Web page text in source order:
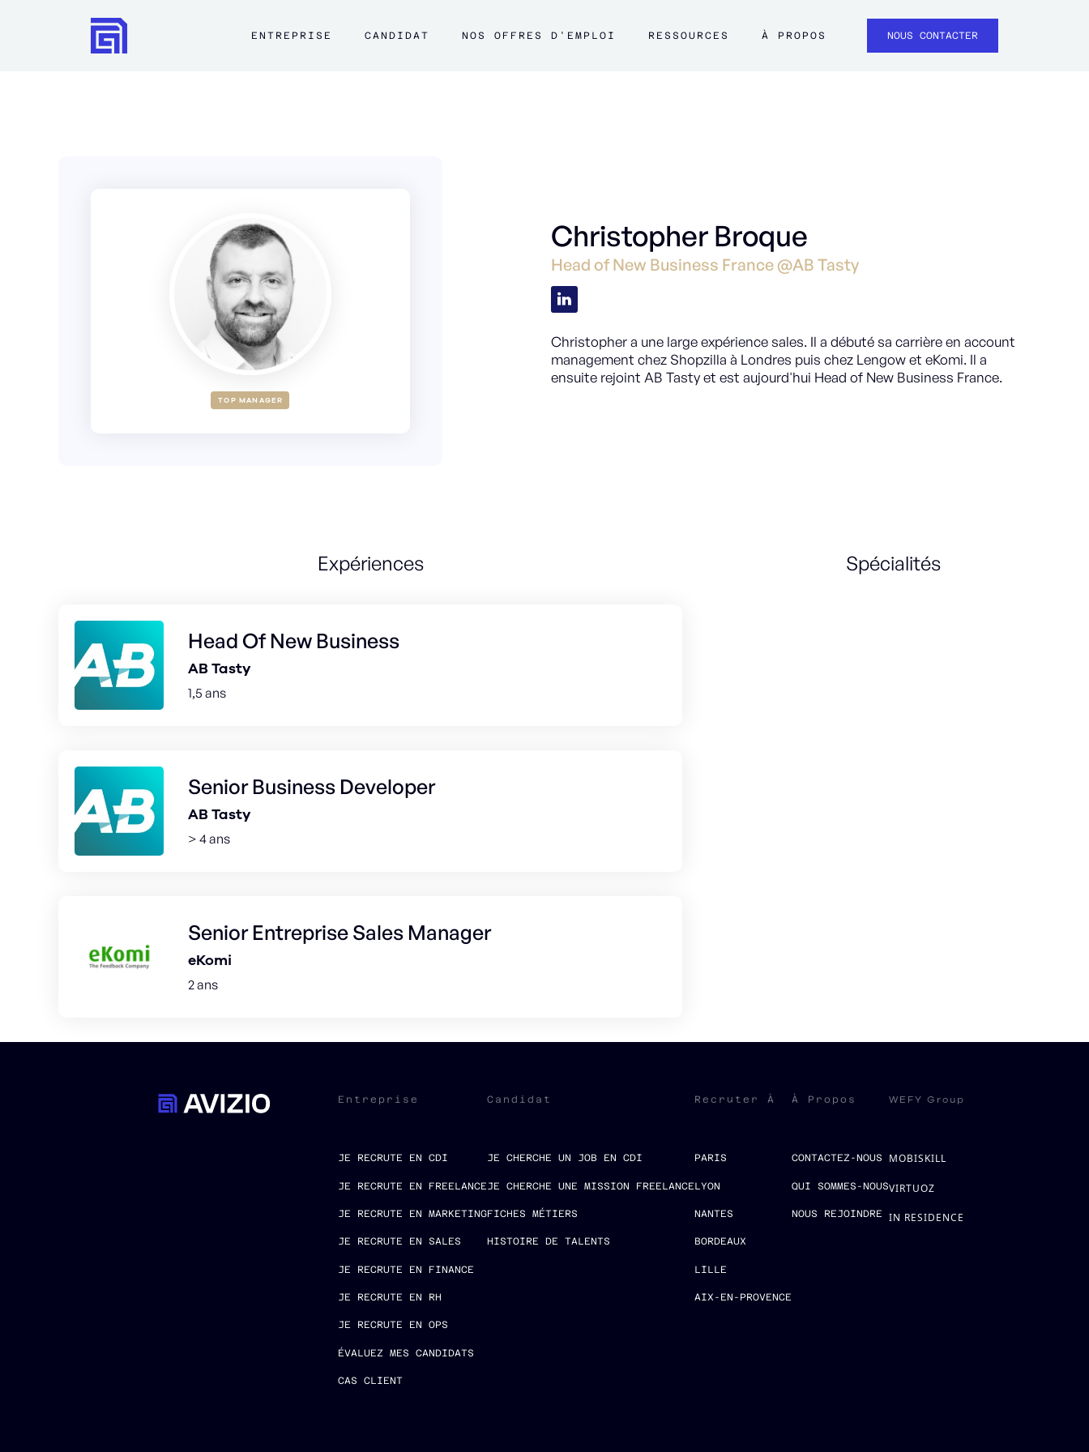
ENTREPRISE CANDIDAT NOS OFFRES D'EMPLOI RESSOURCES À PROPOS NOUS CONTACTER
TOP MANAGER
Christopher Broque
Head of New Business France @AB Tasty
Christopher a une large expérience sales. Il a débuté sa carrière en account
management chez Shopzilla à Londres puis chez Lengow et eKomi. Il a
ensuite rejoint AB Tasty et est aujourd'hui Head of New Business France.
Expériences
Head Of New Business
AB Tasty
1,5 ans
Senior Business Developer
AB Tasty
> 4 ans
Senior Entreprise Sales Manager
eKomi
2 ans
Spécialités
Entreprise
JE RECRUTE EN CDI
JE RECRUTE EN FREELANCE
JE RECRUTE EN MARKETING
JE RECRUTE EN SALES
JE RECRUTE EN FINANCE
JE RECRUTE EN RH
JE RECRUTE EN OPS
ÉVALUEZ MES CANDIDATS
CAS CLIENT
Candidat
JE CHERCHE UN JOB EN CDI
JE CHERCHE UNE MISSION FREELANCE
FICHES MÉTIERS
HISTOIRE DE TALENTS
Recruter À
PARIS
LYON
NANTES
BORDEAUX
LILLE
AIX-EN-PROVENCE
À Propos
CONTACTEZ-NOUS
QUI SOMMES-NOUS
NOUS REJOINDRE
WEFY Group
MOBISKILL
VIRTUOZ
IN RESIDENCE